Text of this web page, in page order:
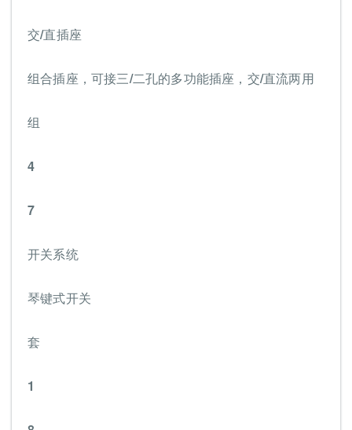
交/直插座
组合插座，可接三/二孔的多功能插座，交/直流两用
组
4
7
开关系统
琴键式开关
套
1